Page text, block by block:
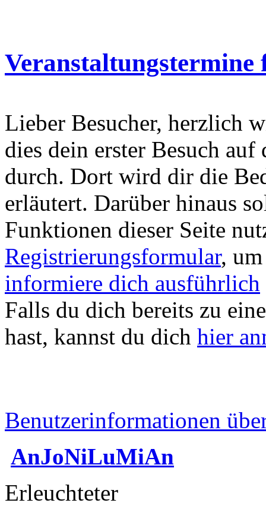
Lieber Besucher, herzlich
dies dein erster Besuch
durch. Dort wird dir die
erläutert. Darüber hinaus
Funktionen dieser Seite
Registrierungsformular,
informiere dich ausführlich
Falls du dich bereits zu
hast, kannst du dich hier
Benutzerinformationen
AnJoNiLuMiAn
Erleuchteter